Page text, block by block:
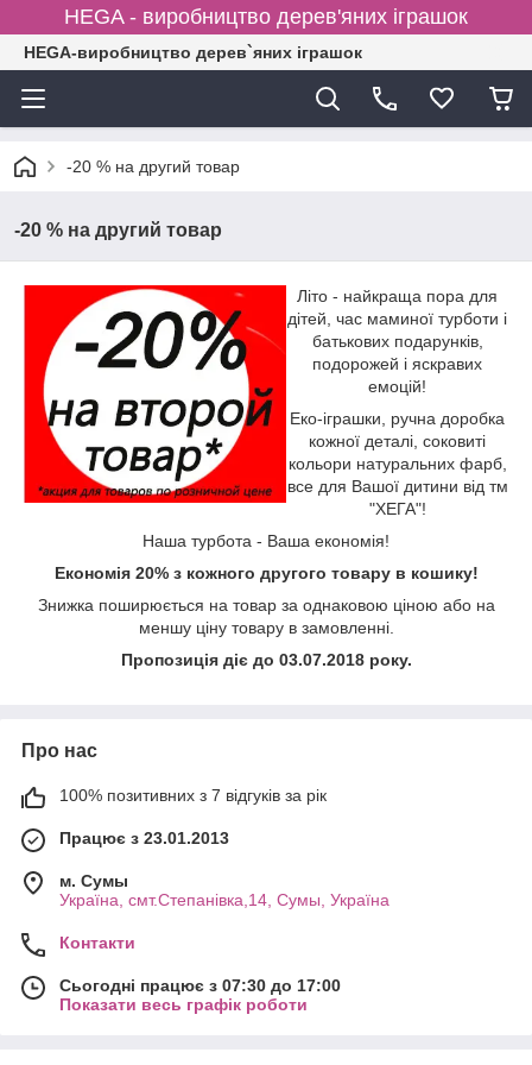
HEGA - виробництво дерев'яних іграшок
HEGA-виробництво дерев`яних іграшок
-20 % на другий товар
-20 % на другий товар
Літо - найкраща пора для
дітей, час маминої турботи і
батькових подарунків,
подорожей і яскравих
емоцій!
Еко-іграшки, ручна доробка
кожної деталі, соковиті
кольори натуральних фарб,
все для Вашої дитини від тм
"ХЕГА"!
Наша турбота - Ваша економія!
Економія 20% з кожного другого товару в кошику!
Знижка поширюється на товар за однаковою ціною або на
меншу ціну товару в замовленні.
Пропозиція діє до 03.07.2018 року.
Про нас
100% позитивних з 7 відгуків за рік
Працює з 23.01.2013
м. Cумы
Україна, смт.Степанівка,14, Cумы, Україна
Контакти
Сьогодні працює з 07:30 до 17:00
Показати весь графік роботи